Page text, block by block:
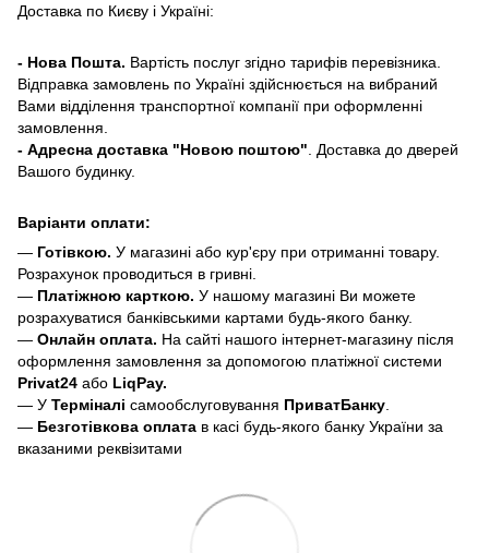
Доставка по Києву і Україні:
- Нова Пошта. Вартість послуг згідно тарифів перевізника.
Відправка замовлень по Україні здійснюється на вибраний
Вами відділення транспортної компанії при оформленні
замовлення.
- Адресна доставка "Новою поштою" . Доставка до дверей
Вашого будинку.
Варіанти оплати:
— Готівкою. У магазині або кур'єру при отриманні товару.
Розрахунок проводиться в гривні.
— Платіжною карткою. У нашому магазині Ви можете
розрахуватися банківськими картами будь-якого банку.
— Онлайн оплата. На сайті нашого інтернет-магазину після
оформлення замовлення за допомогою платіжної системи
Privat24 або LiqPay.
— У Терміналі самообслуговування ПриватБанку
— Безготівкова оплата в касі будь-якого банку України за
вказаними реквізитами